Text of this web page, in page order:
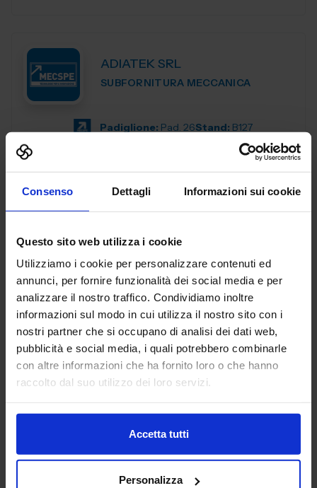
Consenso Dettagli Informazioni sui cookie
Questo sito web utilizza i cookie
Utilizziamo i cookie per personalizzare contenuti ed
annunci, per fornire funzionalità dei social media e per
analizzare il nostro traffico. Condividiamo inoltre
informazioni sul modo in cui utilizza il nostro sito con i
nostri partner che si occupano di analisi dei dati web,
pubblicità e social media, i quali potrebbero combinarle
con altre informazioni che ha fornito loro o che hanno
raccolto dal suo utilizzo dei loro servizi.
Accetta tutti
Personalizza
ADIATEK SRL
SUBFORNITURA MECCANICA
Padiglione: Pad. 26Stand: B127
ELETTRONICI SRL
SUBFORNITURA MECCANICA
Padiglione: Pad. 26 Stand: B78
Aggiungi ai preferiti
Vai alla scheda
AFFRI TESTING INSTRUMENTS
CONTROLLO E QUALITA'